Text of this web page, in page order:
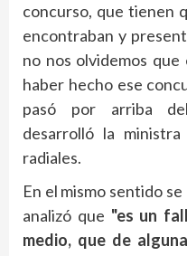
concurso, que tienen
encontraban y
no nos olvidemos
haber hecho ese
pasó por arriba
desarrolló la
radiales.
En el mismo sentido
analizó que "es un
medio, que de